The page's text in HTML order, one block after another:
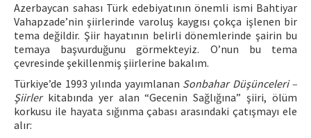
Azerbaycan sahası Türk edebiyatının önemli ismi Bahtiyar
Vahapzade’nin şiirlerinde varoluş kaygısı çokça işlenen bir
tema değildir. Şiir hayatının belirli dönemlerinde şairin bu
temaya başvurduğunu görmekteyiz. O’nun bu tema
çevresinde şekillenmiş şiirlerine bakalım.
Türkiye’de 1993 yılında yayımlanan Sonbahar Düşünceleri –
Şiirlerkitabında yer alan “Gecenin Sağlığına” şiiri, ölüm
korkusu ile hayata sığınma çabası arasındaki çatışmayı ele
alır: